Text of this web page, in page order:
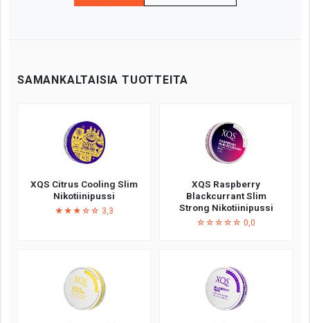
SAMANKALTAISIA TUOTTEITA
XQS Citrus Cooling Slim
Nikotiinipussi
★★★☆☆ 3,3
XQS Raspberry
Blackcurrant Slim
Strong Nikotiinipussi
☆☆☆☆☆ 0,0